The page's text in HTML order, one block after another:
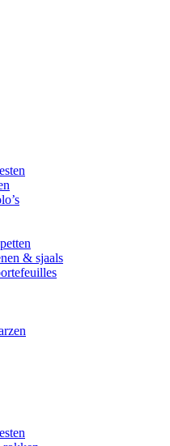
& sjaals